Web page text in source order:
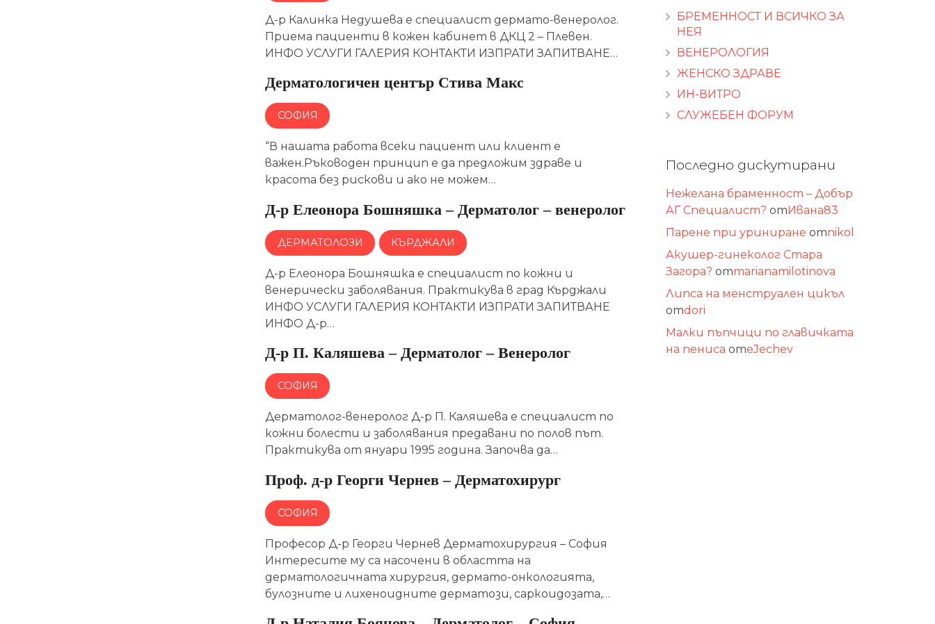
Д-р Калинка Недушева е специалист дермато-венеролог.
Приема пациенти в кожен кабинет в ДКЦ 2 – Плевен.
ИНФО УСЛУГИ ГАЛЕРИЯ КОНТАКТИ ИЗПРАТИ ЗАПИТВАНЕ…
Дерматологичен център Стива Макс
СОФИЯ
“В нашата работа всеки пациент или клиент е
важен.Ръководен принцип е да предложим здраве и
красота без рискови и ако не можем…
Д-р Елеонора Бошняшка – Дерматолог – венеролог
ДЕРМАТОЛОЗИ КЪРДЖАЛИ
Д-р Елеонора Бошняшка е специалист по кожни и
венерически заболявания. Практикува в град Кърджали
ИНФО УСЛУГИ ГАЛЕРИЯ КОНТАКТИ ИЗПРАТИ ЗАПИТВАНЕ
ИНФО Д-р…
Д-р П. Каляшева – Дерматолог – Венеролог
СОФИЯ
Дерматолог-венеролог Д-р П. Каляшева е специалист по
кожни болести и заболявания предавани по полов път.
Практикува от януари 1995 година. Започва да…
Проф. д-р Георги Чернев – Дерматохирург
СОФИЯ
Професор Д-р Георги Чернев Дерматохирургия – София
Интересите му са насочени в областта на
дерматологичната хирургия, дермато-онкологията,
булозните и лихеноидните дерматози, саркоидозата,…
БРЕМЕННОСТ И ВСИЧКО ЗА
НЕЯ
ВЕНЕРОЛОГИЯ
ЖЕНСКО ЗДРАВЕ
ИН-ВИТРО
СЛУЖЕБЕН ФОРУМ
Последно дискутирани
Нежелана браменност – Добър
АГ Специалист? отИвана83
Парене при уриниране отnikol
Акушер-гинеколог Стара
Загора? отmarianamilotinova
Липса на менструален цикъл
отdori
Малки пъпчици по главичката
на пениса отeJechev